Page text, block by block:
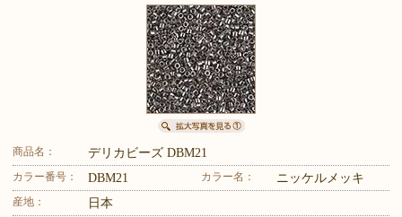
商品名： デリカビーズ DBM21
カラー番号： DBM21 カラー名： ニッケルメッキ
産地： 日本